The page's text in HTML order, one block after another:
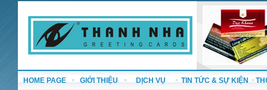
HOME PAGE GIỚI THIỆU DỊCH VỤ TIN TỨC & SỰ KIỆN